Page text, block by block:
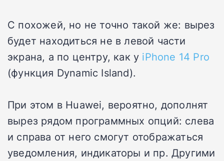
С похожей, но не точно такой же: вырез
будет находиться не в левой части
экрана, а по центру, как у iPhone 14 Pro
(функция Dynamic Island).
При этом в Huawei, вероятно, дополнят
вырез рядом программных опций: слева
и справа от него смогут отображаться
уведомления, индикаторы и пр. Другими